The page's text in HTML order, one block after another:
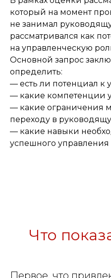
который на момент
не занимал
рассматривался как
на управленческую
Основной запрос
определить:
— есть ли потенциал
— какие компетенции
— какие ограничения
переходу в
— какие навыки
успешного
Что
Первое, что